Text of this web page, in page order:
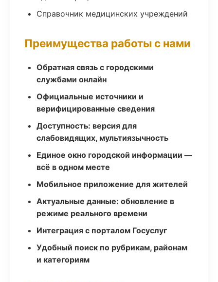
Справочник медицинских учреждений
Преимущества работы с нами
Обратная связь с городскими
службами онлайн
Официальные источники и
верифицированные сведения
Доступность: версия для
слабовидящих, мультиязычность
Единое окно городской информации —
всё в одном месте
Мобильное приложение для жителей
Актуальные данные: обновление в
режиме реального времени
Интеграция с порталом Госуслуг
Удобный поиск по рубрикам, районам
и категориям